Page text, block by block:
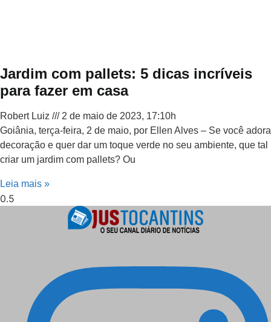
Jardim com pallets: 5 dicas incríveis
para fazer em casa
Robert Luiz
2 de maio de 2023, 17:10h
Goiânia, terça-feira, 2 de maio, por Ellen Alves – Se você adora
decoração e quer dar um toque verde no seu ambiente, que tal
criar um jardim com pallets? Ou
Leia mais »